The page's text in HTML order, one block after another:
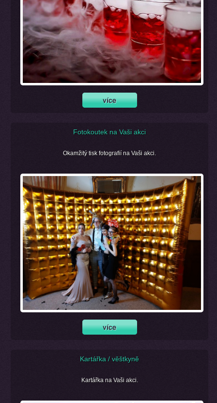
Fotokoutek na Vaši akci
Okamžitý tisk fotografií na Vaši akci.
Kartářka / věštkyně
Kartářka na Vaši akci.